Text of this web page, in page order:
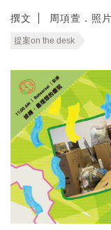
撰文 周項萱．照
提案on the desk